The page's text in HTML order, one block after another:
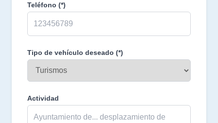
Teléfono (*)
Tipo de vehículo deseado (*)
Actividad